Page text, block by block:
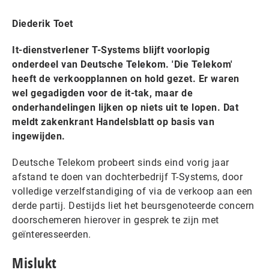
Diederik Toet
It-dienstverlener T-Systems blijft voorlopig
onderdeel van Deutsche Telekom. 'Die Telekom'
heeft de verkoopplannen on hold gezet. Er waren
wel gegadigden voor de it-tak, maar de
onderhandelingen lijken op niets uit te lopen. Dat
meldt zakenkrant Handelsblatt op basis van
ingewijden.
Deutsche Telekom probeert sinds eind vorig jaar
afstand te doen van dochterbedrijf T-Systems, door
volledige verzelfstandiging of via de verkoop aan een
derde partij. Destijds liet het beursgenoteerde concern
doorschemeren hierover in gesprek te zijn met
geïnteresseerden.
Mislukt